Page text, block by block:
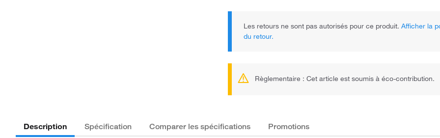
Les retours ne sont pas autorisés pour ce produit. Afficher la
du retour.
Règlementaire : Cet article est soumis à éco-contribution.
Description Spécification Comparer les spécifications Promotions